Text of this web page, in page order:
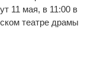
11 мая, в 11:00 в
театре драмы